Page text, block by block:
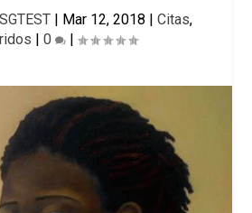
SGTEST| Mar 12, 2018 | Citas,
| 0 |